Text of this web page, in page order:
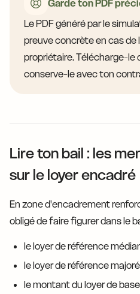
Garde ton PDF
Le PDF généré par le
preuve concrète en cas de
propriétaire. Télécharge-le
conserve-le avec ton
Lire ton bail : les
sur le loyer encadré
En zone d'encadrement
obligé de faire figurer dans le
le loyer de référence
le loyer de référence
le montant du loyer de